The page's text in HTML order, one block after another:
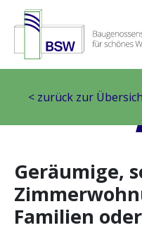
< zurück zur
Geräumige,
Familien